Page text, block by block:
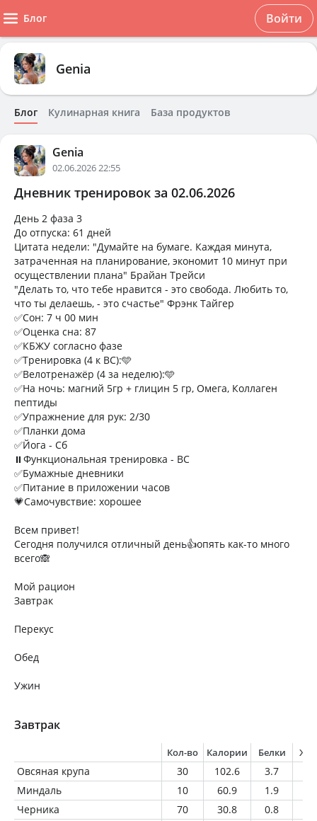
Блог Войти
Genia
Блог Кулинарная книга База продуктов
Genia
02.06.2026 22:55
Дневник тренировок за 02.06.2026
День 2 фаза 3
До отпуска: 61 дней
Цитата недели: "Думайте на бумаге. Каждая минута,
затраченная на планирование, экономит 10 минут при
осуществлении плана" Брайан Трейси
"Делать то, что тебе нравится - это свобода. Любить то,
что ты делаешь, - это счастье" Фрэнк Тайгер
✅Сон: 7 ч 00 мин
✅Оценка сна: 87
✅КБЖУ согласно фазе
✅Тренировка (4 к ВС):🩵
✅Велотренажёр (4 за неделю):🩵
✅На ночь: магний 5гр + глицин 5 гр, Омега, Коллаген
пептиды
✅Упражнение для рук: 2/30
✅Планки дома
✅Йога - Сб
⏸️Функциональная тренировка - ВС
✅Бумажные дневники
✅Питание в приложении часов
💗Самочувствие: хорошее
Всем привет!
Сегодня получился отличный день👍опять как-то много
всего🙈
Мой рацион
Завтрак
Перекус
Обед
Ужин
Завтрак
Кол-во Калории Белки
Овсяная крупа 30 102.6 3.7
Миндаль
10 60.9 1.9
Черника
70 30.8 0.8